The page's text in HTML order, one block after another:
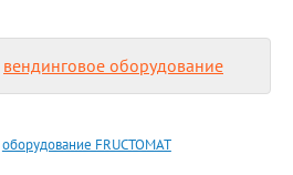
вендинговое оборудование
оборудование FRUCTOMAT